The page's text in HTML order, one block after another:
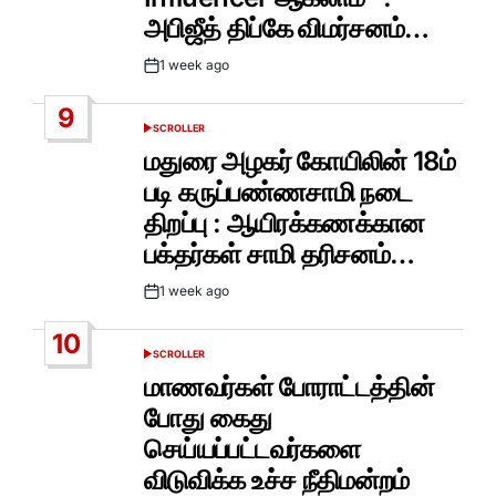
அபிஜீத் திப்கே விமர்சனம்…
Post1 week ago
9
POSTED
SCROLLER
மதுரை அழகர் கோயிலின் 18ம்
படி கருப்பண்ணசாமி நடை
திறப்பு : ஆயிரக்கணக்கான
பக்தர்கள் சாமி தரிசனம்…
Post1 week ago
10
POSTED
SCROLLER
மாணவர்கள் போராட்டத்தின்
போது கைது
செய்யப்பட்டவர்களை
விடுவிக்க உச்ச நீதிமன்றம்